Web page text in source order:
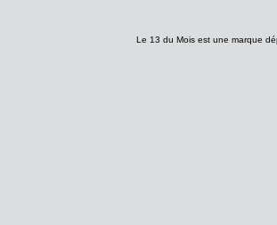
Le 13 du Mois est une marque